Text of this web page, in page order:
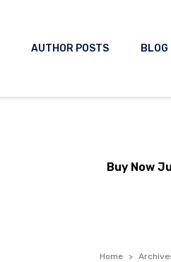
AUTHOR POSTS
Buy Now
Home